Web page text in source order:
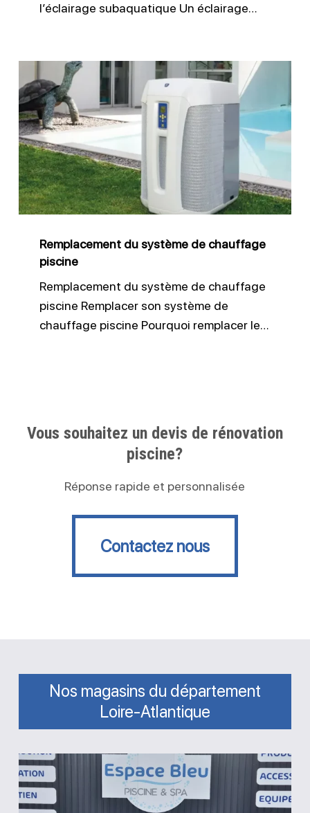
l’éclairage subaquatique Un éclairage…
Remplacement
du
système
de
chauffage
piscine
Remplacement du système de chauffage
piscine
Remplacement du système de chauffage
piscine Remplacer son système de
chauffage piscine Pourquoi remplacer le…
Vous souhaitez un devis de rénovation
piscine?
Réponse rapide et personnalisée
Contactez nous
Contactez nous
Nos magasins du département
Loire-Atlantique
Magasin
Espace
Bleu